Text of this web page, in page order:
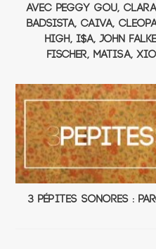
avec Peggy Gou, Clara
BADSISTA, Caiva,
High, I$A, John
Fischer, Matisa,
3 Pépites Sonores :